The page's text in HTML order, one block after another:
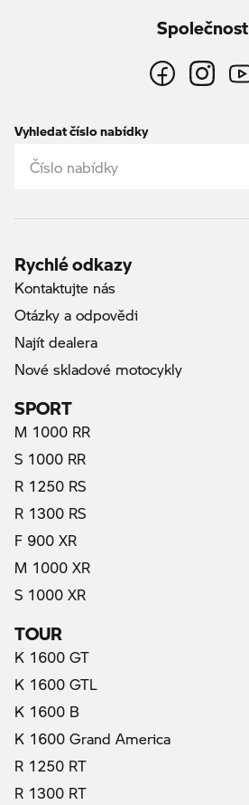
Společnost
Vyhledat číslo nabídky
Rychlé odkazy
Kontaktujte nás
Otázky a odpovědi
Najít dealera
Nové skladové motocykly
SPORT
M 1000 RR
S 1000 RR
R 1250 RS
R 1300 RS
F 900 XR
M 1000 XR
S 1000 XR
TOUR
K 1600 GT
K 1600 GTL
K 1600 B
K 1600 Grand America
R 1250 RT
R 1300 RT